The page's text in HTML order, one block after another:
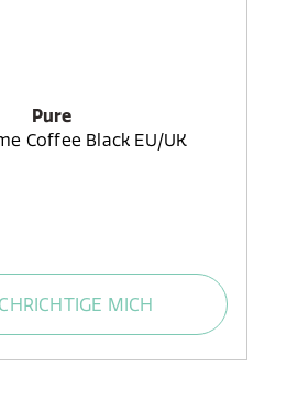
Pure
Coffee Black EU/UK
MICH